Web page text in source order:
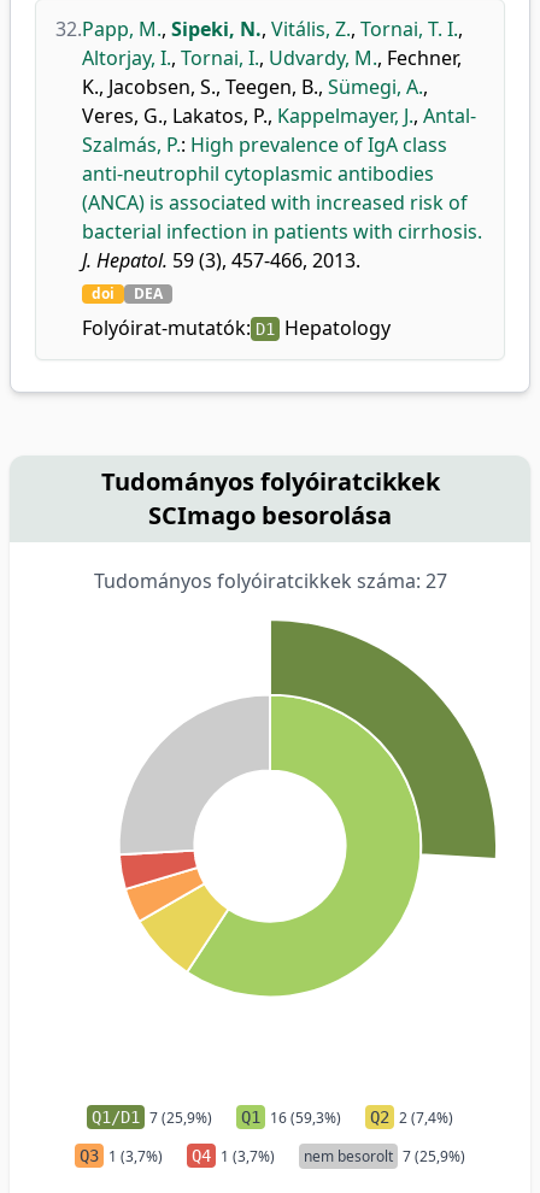
32.Papp, M., Sipeki, N., Vitális, Z., Tornai, T. I.,
Altorjay, I., Tornai, I., Udvardy, M., Fechner,
K., Jacobsen, S., Teegen, B., Sümegi, A.,
Veres, G., Lakatos, P., Kappelmayer, J., Antal-
Szalmás, P.: High prevalence of IgA class
anti-neutrophil cytoplasmic antibodies
(ANCA) is associated with increased risk of
bacterial infection in patients with cirrhosis.
J. Hepatol. 59 (3), 457-466, 2013.
doi DEA
Folyóirat-mutatók: D1 Hepatology
Tudományos folyóiratcikkek
SCImago besorolása
Tudományos folyóiratcikkek száma: 27
Q1/D1 7 (25,9%) Q1 16 (59,3%) Q2 2 (7,4%)
Q3 1 (3,7%) Q4 1 (3,7%) nem besorolt 7 (25,9%)